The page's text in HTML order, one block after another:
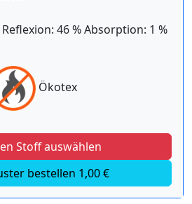
46 % Absorption: 1 %
Ökotex
Stoff auswählen
bestellen 1,00 €